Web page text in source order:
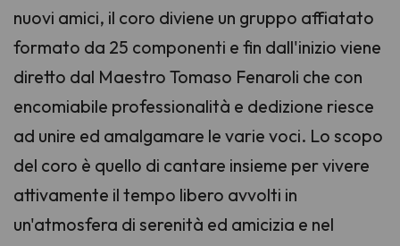
nuovi amici, il coro diviene un gruppo affiatato
formato da 25 componenti e fin dall'inizio viene
diretto dal Maestro Tomaso Fenaroli che con
encomiabile professionalità e dedizione riesce
ad unire ed amalgamare le varie voci. Lo scopo
del coro è quello di cantare insieme per vivere
attivamente il tempo libero avvolti in
un'atmosfera di serenità ed amicizia e nel